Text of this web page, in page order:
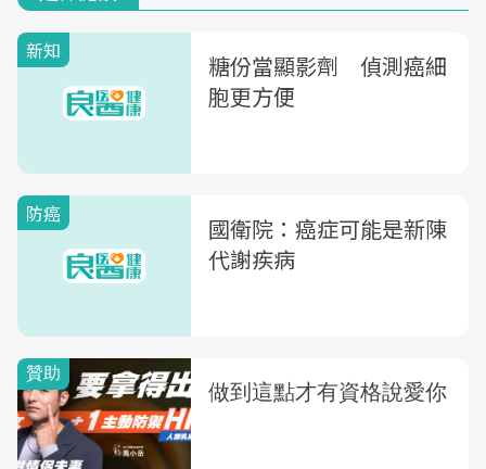
新知
糖份當顯影劑 偵測癌細
胞更方便
防癌
國衛院：癌症可能是新陳
代謝疾病